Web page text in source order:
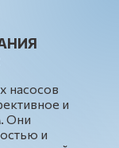
насосов
и
Они
и